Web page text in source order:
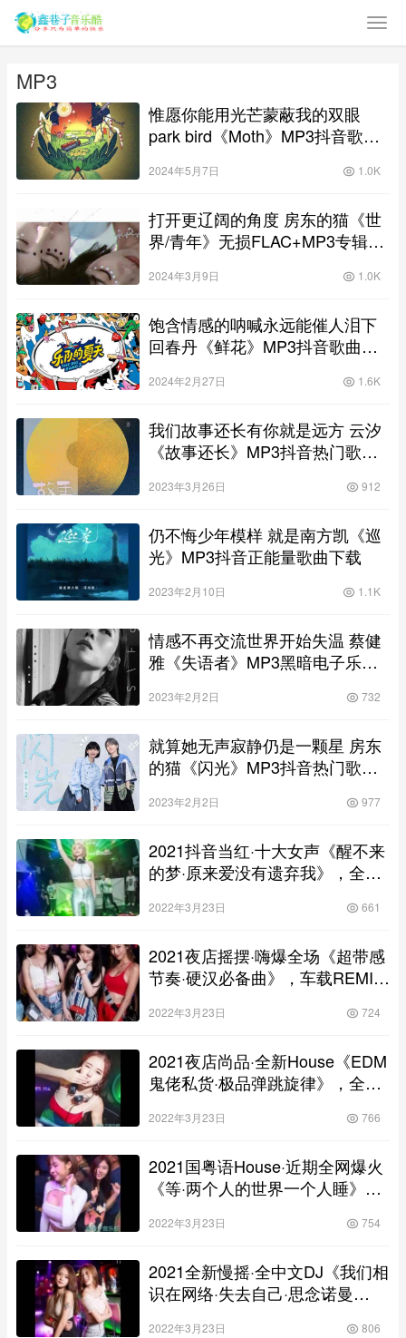
MP3
惟愿你能用光芒蒙蔽我的双眼
park bird《Moth》MP3抖音歌曲
2024年5月7日 1.0K
打开更辽阔的角度 房东的猫《世
界/青年》无损FLAC+MP3专辑下
2024年3月9日 1.0K
饱含情感的呐喊永远能催人泪下
回春丹《鲜花》MP3抖音歌曲下
2024年2月27日 1.6K
我们故事还长有你就是远方 云汐
《故事还长》MP3抖音热门歌曲
2023年3月26日 912
仍不悔少年模样 就是南方凯《巡
光》MP3抖音正能量歌曲下载
2023年2月10日 1.1K
情感不再交流世界开始失温 蔡健
雅《失语者》MP3黑暗电子乐曲
2023年2月2日 732
就算她无声寂静仍是一颗星 房东
的猫《闪光》MP3抖音热门歌曲
2023年2月2日 977
2021抖音当红·十大女声《醒不来
的梦·原来爱没有遗弃我》，全中
2022年3月23日 661
2021夜店摇摆·嗨爆全场《超带感
节奏·硬汉必备曲》，车载REMIX
2022年3月23日 724
2021夜店尚品·全新House《EDM
鬼佬私货·极品弹跳旋律》，全英
2022年3月23日 766
2021国粤语House·近期全网爆火
《等·两个人的世界一个人睡》，
2022年3月23日 754
2021全新慢摇·全中文DJ《我们相
识在网络·失去自己·思念诺曼
2022年3月23日 806